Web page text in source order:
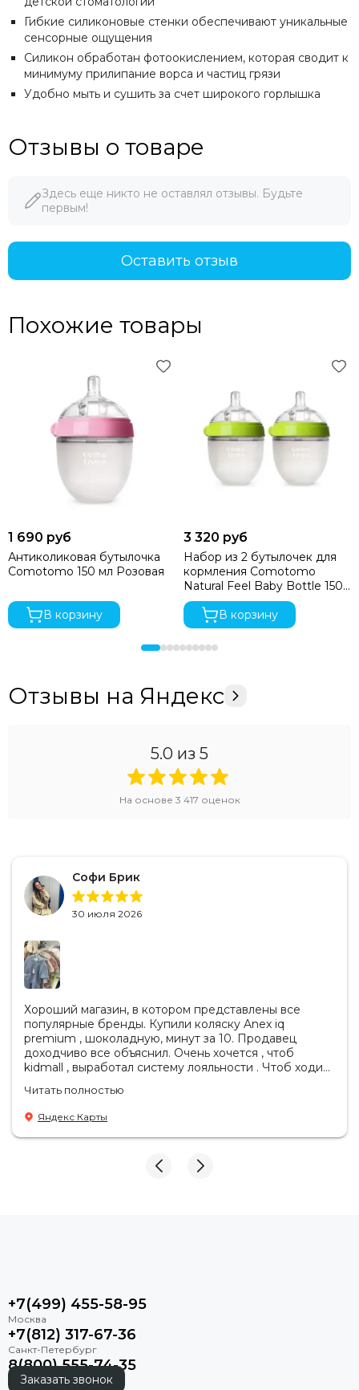
Гибкие силиконовые стенки обеспечивают уникальные
сенсорные ощущения
Силикон обработан фотоокислением, которая сводит к
минимуму прилипание ворса и частиц грязи
Удобно мыть и сушить за счет широкого горлышка
Отзывы о товаре
Здесь еще никто не оставлял отзывы. Будьте
первым!
Оставить отзыв
Похожие товары
1 690 руб
Антиколиковая бутылочка
Comotomo 150 мл Розовая
В корзину
3 320 руб
Набор из 2 бутылочек для
кормления Comotomo
Natural Feel Baby Bottle 150
мл Зеленый
В корзину
Отзывы на Яндекс
5.0 из 5
На основе 3 417 оценок
Софи Брик
30 июля 2026
Хороший магазин, в котором представлены все
популярные бренды. Купили коляску Anex iq
premium , шоколадную, минут за 10. Продавец
доходчиво все объяснил. Очень хочется , чтоб
kidmall , выработал систему лояльности . Чтоб ходить
Читать полностью
Яндекс Карты
+7(499) 455-58-95
+7(812) 317-67-36
8(800) 555-74-35
Заказать звонок